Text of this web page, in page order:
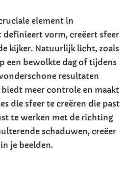
element in
vorm, creëert sfeer
kijker. Natuurlijk licht, zoals
een bewolkte dag of tijdens
resultaten
meer controle en maakt
die sfeer te creëren die past
te werken met de richting
schaduwen, creëer
je beelden.